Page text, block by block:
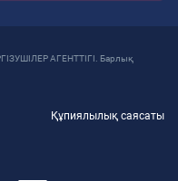
АГЕНТТІГІ. Барлық
Құпиялылық саясаты